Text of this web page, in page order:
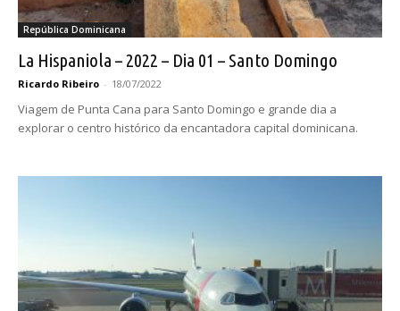
República Dominicana
La Hispaniola – 2022 – Dia 01 – Santo Domingo
Ricardo Ribeiro - 18/07/2022
Viagem de Punta Cana para Santo Domingo e grande dia a
explorar o centro histórico da encantadora capital dominicana.